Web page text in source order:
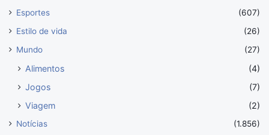
Esportes
(607)
Estilo de vida
(26)
Mundo
(27)
Alimentos
(4)
Jogos
(7)
Viagem
(2)
Notícias (1.856)